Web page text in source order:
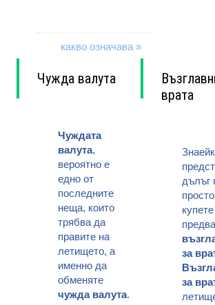
какво означава »
Чужда валута
Чуждата
валута,
вероятно е
едно от
последните
неща, които
трябва да
правите на
летището, а
именно да
обменяте
чужда валута.
врата
дълъг
купете
за
за